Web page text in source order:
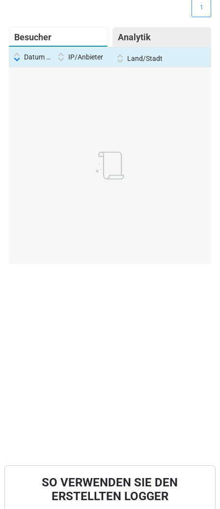
Besucher Analytik
1
Datum und Uhrzeit IP/Anbieter Land/Stadt
SO VERWENDEN SIE DEN
ERSTELLTEN LOGGER